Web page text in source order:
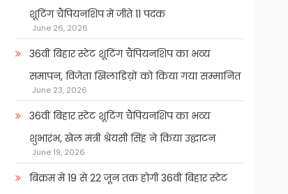
शूटिंग चैंपियनशिप में जीते 11 पदक
June 26, 2026
36वीं बिहार स्टेट शूटिंग चैंपियनशिप का भव्य
समापन, विजेता खिलाडिय़ों को किया गया सम्मानित
June 23, 2026
36वीं बिहार स्टेट शूटिंग चैंपियनशिप का भव्य
शुभारंभ, खेल मंत्री श्रेयसी सिंह ने किया उद्घाटन
June 19, 2026
बिक्रम में 19 से 22 जून तक होगी 36वीं बिहार स्टेट